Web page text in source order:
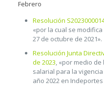
Febrero
Resolución
«por la cual se modifica
27 de octubre de 2021».
Resolución Junta
de 2023, «por medio
salarial para la
año 2022 en